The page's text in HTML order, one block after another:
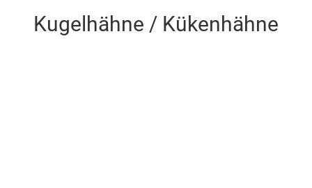
Kugelhähne / Kükenhähne